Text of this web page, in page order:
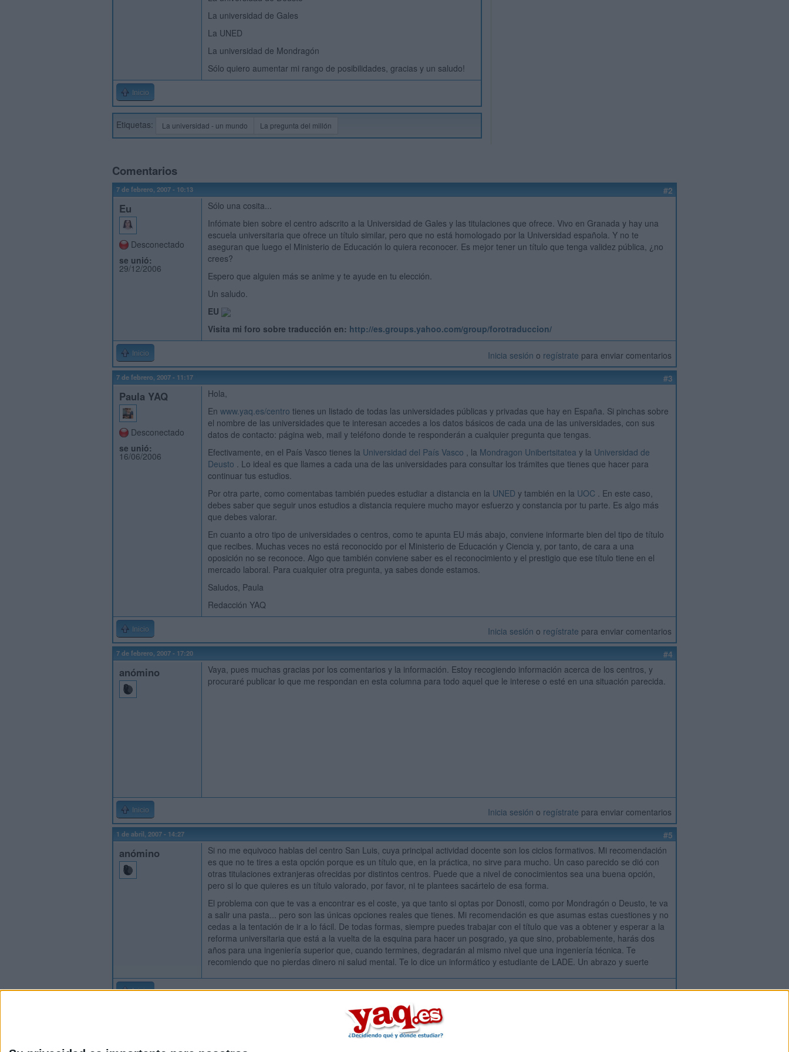
La universidad de Gales
La UNED
La universidad de Mondragón
Sólo quiero aumentar mi rango de posibilidades, gracias y un saludo!
Inicio
Etiquetas: La universidad - un mundo La pregunta del millón
Comentarios
7 de febrero, 2007 - 10:13 #2
Eu
Desconectado
se unió:
29/12/2006
Sólo una cosita...
Infómate bien sobre el centro adscrito a la Universidad de Gales y las titulaciones que ofrece. Vivo en Granada y hay una
escuela universitaria que ofrece un título similar, pero que no está homologado por la Universidad española. Y no te
aseguran que luego el Ministerio de Educación lo quiera reconocer. Es mejor tener un título que tenga validez pública, ¿no
crees?
Espero que alguien más se anime y te ayude en tu elección.
Un saludo.
EU
Visita mi foro sobre traducción en: http://es.groups.yahoo.com/group/forotraduccion/
Inicio Inicia sesión o regístrate para enviar comentarios
7 de febrero, 2007 - 11:17 #3
Paula YAQ
Desconectado
se unió:
16/06/2006
Hola,
En www.yaq.es/centro tienes un listado de todas las universidades públicas y privadas que hay en España. Si pinchas sobre
el nombre de las universidades que te interesan accedes a los datos básicos de cada una de las universidades, con sus
datos de contacto: página web, mail y teléfono donde te responderán a cualquier pregunta que tengas.
Efectivamente, en el País Vasco tienes la Universidad del País Vasco , la Mondragon Unibertsitatea y la Universidad de
Deusto . Lo ideal es que llames a cada una de las universidades para consultar los trámites que tienes que hacer para
continuar tus estudios.
Por otra parte, como comentabas también puedes estudiar a distancia en la UNED y también en la UOC . En este caso,
debes saber que seguir unos estudios a distancia requiere mucho mayor esfuerzo y constancia por tu parte. Es algo más
que debes valorar.
En cuanto a otro tipo de universidades o centros, como te apunta EU más abajo, conviene informarte bien del tipo de título
que recibes. Muchas veces no está reconocido por el Ministerio de Educación y Ciencia y, por tanto, de cara a una
oposición no se reconoce. Algo que también conviene saber es el reconocimiento y el prestigio que ese título tiene en el
mercado laboral. Para cualquier otra pregunta, ya sabes donde estamos.
Saludos, Paula
Redacción YAQ
Inicio Inicia sesión o regístrate para enviar comentarios
7 de febrero, 2007 - 17:20 #4
anómino
Vaya, pues muchas gracias por los comentarios y la información. Estoy recogiendo información acerca de los centros, y
procuraré publicar lo que me respondan en esta columna para todo aquel que le interese o esté en una situación parecida.
Inicio Inicia sesión o regístrate para enviar comentarios
1 de abril, 2007 - 14:27 #5
anómino
Si no me equivoco hablas del centro San Luis, cuya principal actividad docente son los ciclos formativos. Mi recomendación
es que no te tires a esta opción porque es un título que, en la práctica, no sirve para mucho. Un caso parecido se dió con
otras titulaciones extranjeras ofrecidas por distintos centros. Puede que a nivel de conocimientos sea una buena opción,
pero si lo que quieres es un título valorado, por favor, ni te plantees sacártelo de esa forma.
El problema con que te vas a encontrar es el coste, ya que tanto si optas por Donosti, como por Mondragón o Deusto, te va
a salir una pasta... pero son las únicas opciones reales que tienes. Mi recomendación es que asumas estas cuestiones y no
cedas a la tentación de ir a lo fácil. De todas formas, siempre puedes trabajar con el título que vas a obtener y esperar a la
reforma universitaria que está a la vuelta de la esquina para hacer un posgrado, ya que sino, probablemente, harás dos
años para una ingeniería superior que, cuando termines, degradarán al mismo nivel que una ingeniería técnica. Te
recomiendo que no pierdas dinero ni salud mental. Te lo dice un informático y estudiante de LADE. Un abrazo y suerte
Inicio Inicia sesiónoregístratepara enviar comentarios